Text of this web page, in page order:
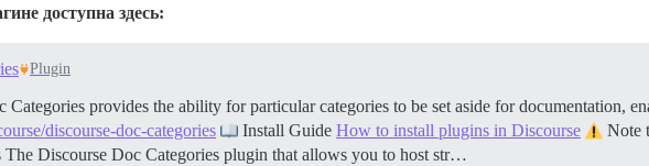
доступна здесь:
Plugin
Categories provides the ability for particular categories to be set aside for documentation,
discourse-doc-categories Install Guide How to install plugins in Discourse
Note
The Discourse Doc Categories plugin that allows you to host str…